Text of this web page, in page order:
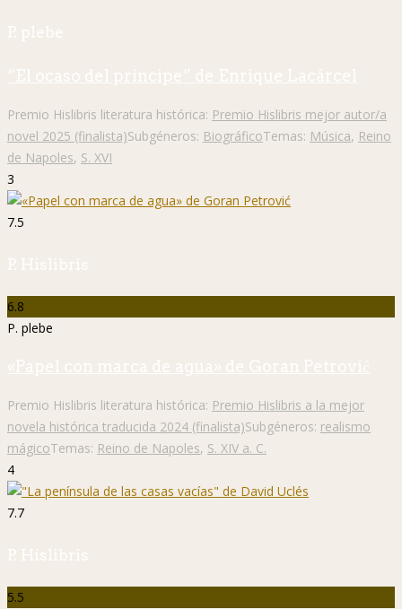
P. plebe
“El ocaso del príncipe” de Enrique Lacárcel
Premio Hislibris literatura histórica: Premio Hislibris mejor autor/a
novel 2025 (finalista)Subgéneros: BiográficoTemas: Música, Reino
de Napoles, S. XVI
3
7.5
P. Hislibris
6.8
P. plebe
«Papel con marca de agua» de Goran Petrović
Premio Hislibris literatura histórica: Premio Hislibris a la mejor
novela histórica traducida 2024 (finalista)Subgéneros: realismo
mágicoTemas: Reino de Napoles, S. XIV a. C.
4
7.7
P. Hislibris
5.5